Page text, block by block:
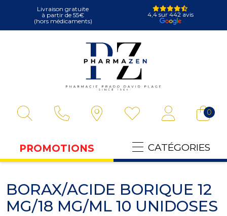
Livraison gratuite
à partir de 55€
(hors médicaments)
4,4 sur 442 avis
0
PROMOTIONS CATÉGORIES
BORAX/ACIDE BORIQUE 12
MG/18 MG/ML 10 UNIDOSES